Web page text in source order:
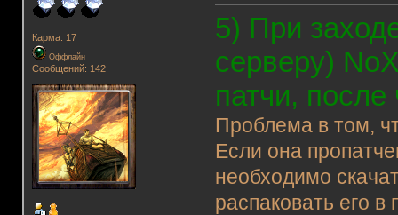
Карма: 17
Оффлайн
Сообщений: 142
5) При
серверу)
патчи, после
Проблема в том,
Если она
необходимо
распаковать его